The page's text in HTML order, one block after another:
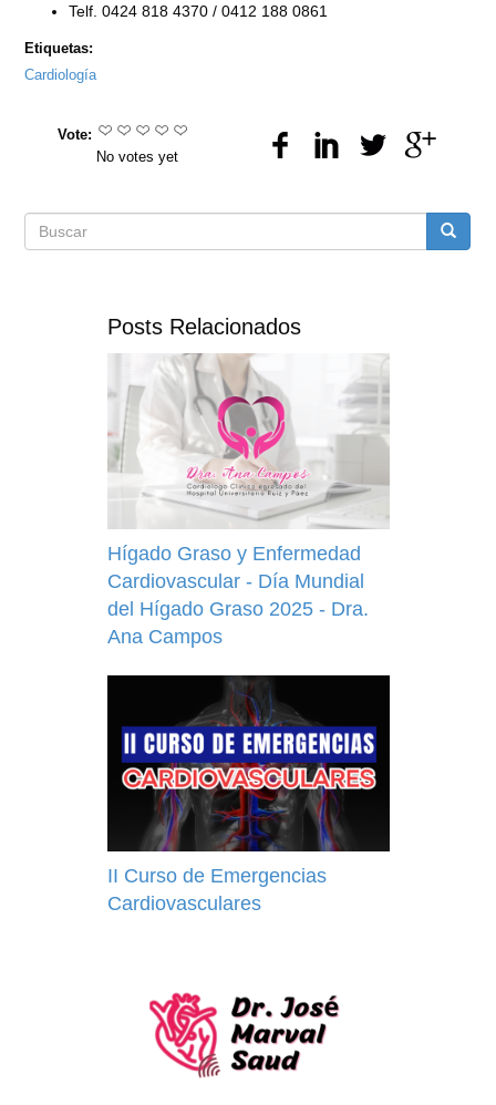
Telf. 0424 818 4370 / 0412 188 0861
Etiquetas:
Cardiología
Vote:
No votes yet
Formulario
búsqueda
Posts Relacionados
Hígado Graso y Enfermedad
Cardiovascular - Día Mundial
del Hígado Graso 2025 - Dra.
Ana Campos
II Curso de Emergencias
Cardiovasculares